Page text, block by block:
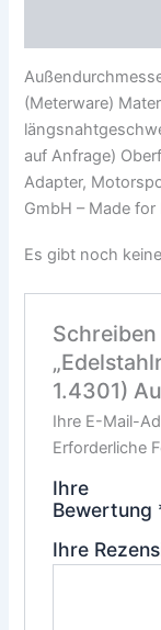
(Meterware)
auf Anfrage)
Adapter,
GmbH – Made
Es gibt noch
1.4301)
Ihre E-Mail-
Erforderliche
Ihre
Bewertung
Ihre